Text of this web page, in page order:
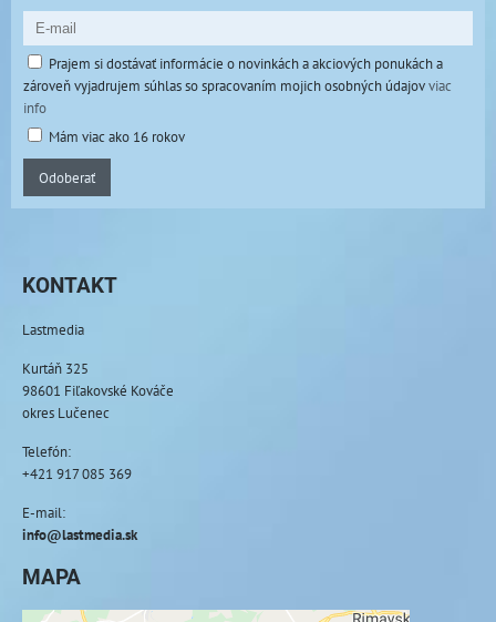
Prajem si dostávať informácie o novinkách a akciových ponukách a
zároveň vyjadrujem súhlas so spracovaním mojich osobných údajovviac
info
Mám viac ako 16 rokov
Odoberať
KONTAKT
Lastmedia
Kurtáň 325
98601 Fiľakovské Kováče
okres Lučenec
Telefón:
+421 917 085 369
E-mail:
info@lastmedia.sk
MAPA